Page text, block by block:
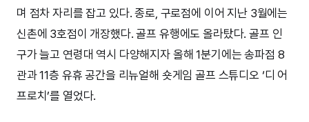
며 점차 자리를 잡고 있다. 종로, 구로점에 이어 지난 3월에는
신촌에 3호점이 개장했다. 골프 유행에도 올라탔다. 골프 인
구가 늘고 연령대 역시 다양해지자 올해 1분기에는 송파점 8
관과 11층 유휴 공간을 리뉴얼해 숏게임 골프 스튜디오 ‘디 어
프로치’를 열었다.